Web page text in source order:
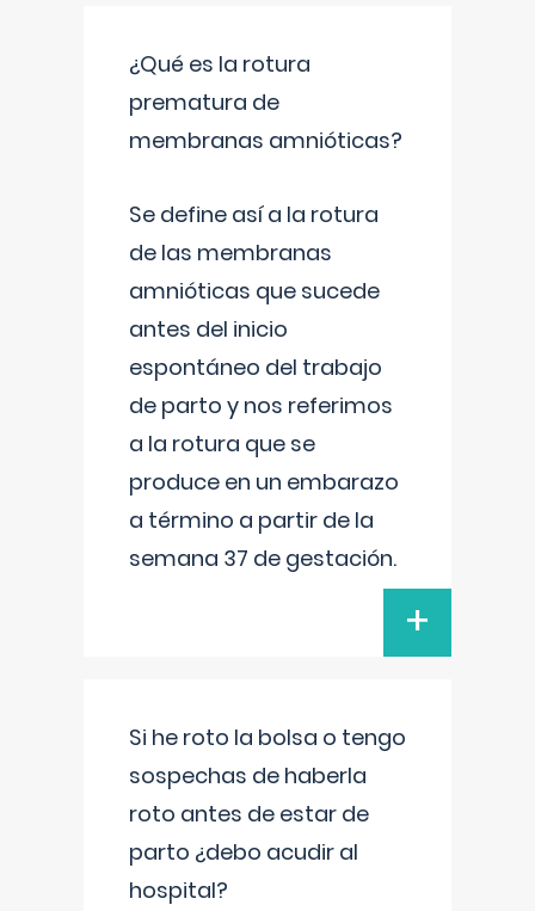
¿Qué es la rotura
prematura de
membranas amnióticas?
Se define así a la rotura
de las membranas
amnióticas que sucede
antes del inicio
espontáneo del trabajo
de parto y nos referimos
a la rotura que se
produce en un embarazo
a término a partir de la
semana 37 de gestación.
+
Si he roto la bolsa o tengo
sospechas de haberla
roto antes de estar de
parto ¿debo acudir al
hospital?